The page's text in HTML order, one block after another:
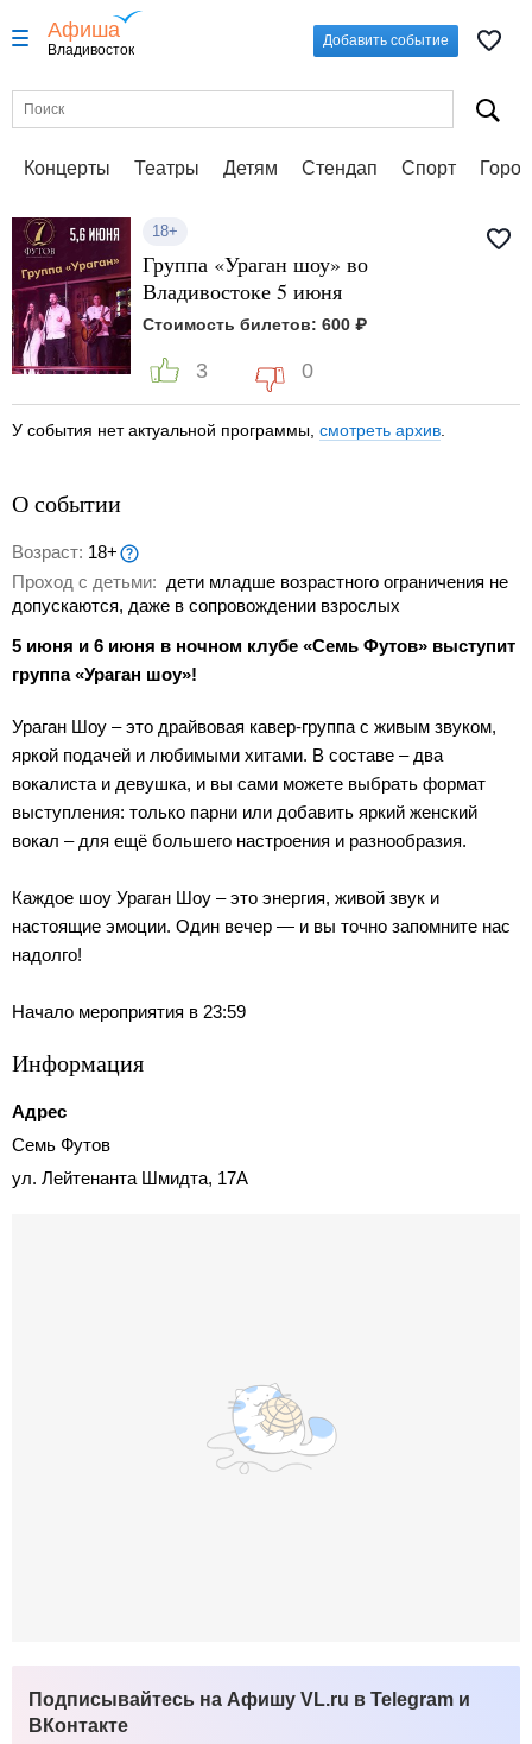
Афиша
Владивосток
Добавить событие
Концерты Театры Детям Стендап Спорт
18+
Группа «Ураган шоу» во
Владивостоке 5 июня
Стоимость билетов: 600 ₽
3 0
У события нет актуальной программы, смотреть архив
О событии
Возраст: 18+
Проход с детьми: дети младше возрастного ограничения не
допускаются, даже в сопровождении взрослых
5 июня и 6 июня в ночном клубе «Семь Футов» выступит
группа «Ураган шоу»!
Ураган Шоу – это драйвовая кавер-группа с живым звуком,
яркой подачей и любимыми хитами. В составе – два
вокалиста и девушка, и вы сами можете выбрать формат
выступления: только парни или добавить яркий женский
вокал – для ещё большего настроения и разнообразия.
Каждое шоу Ураган Шоу – это энергия, живой звук и
настоящие эмоции. Один вечер — и вы точно запомните нас
надолго!
Начало мероприятия в 23:59
Информация
Адрес
Семь Футов
ул. Лейтенанта Шмидта, 17А
Подписывайтесь на Афишу VL.ru в Telegram и
ВКонтакте